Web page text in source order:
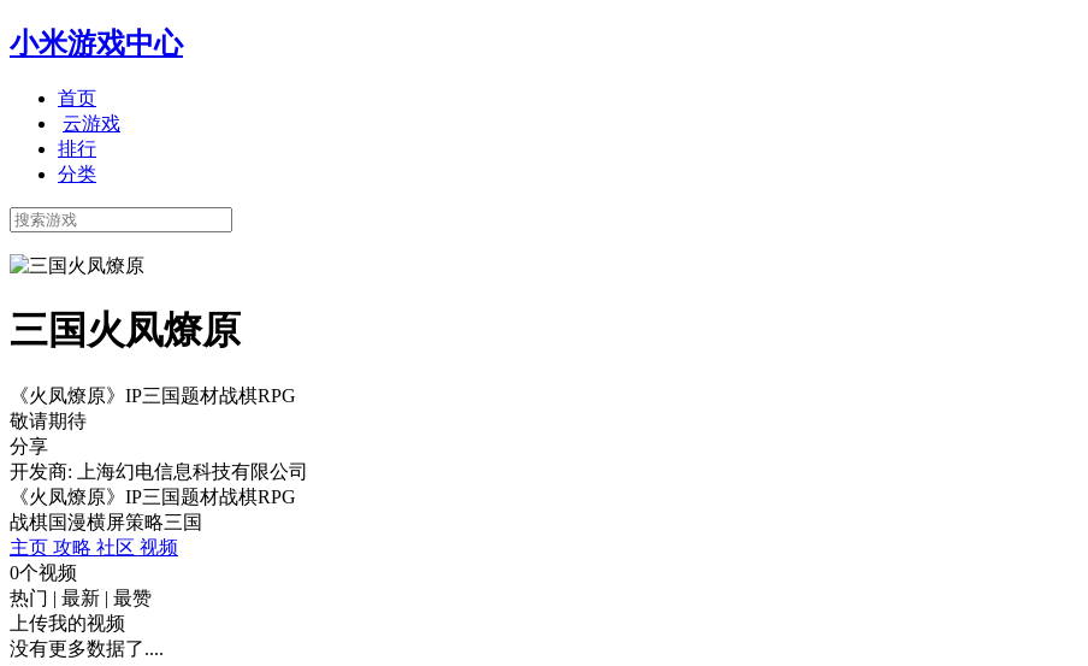
小米游戏中心
首页
云游戏
排行
分类
三国火凤燎原
《火凤燎原》IP三国题材战棋RPG
敬请期待
分享
开发商: 上海幻电信息科技有限公司
《火凤燎原》IP三国题材战棋RPG
战棋国漫横屏策略三国
主页 攻略 社区 视频
0个视频
热门 | 最新 | 最赞
上传我的视频
没有更多数据了....